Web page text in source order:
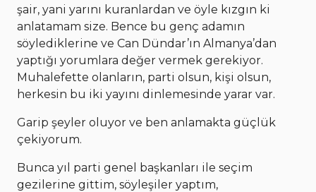
şair, yani yarını kuranlardan ve öyle kızgın ki
anlatamam size. Bence bu genç adamın
söylediklerine ve Can Dündar’ın Almanya’dan
yaptığı yorumlara değer vermek gerekiyor.
Muhalefette olanların, parti olsun, kişi olsun,
herkesin bu iki yayını dinlemesinde yarar var.
Garip şeyler oluyor ve ben anlamakta güçlük
çekiyorum.
Bunca yıl parti genel başkanları ile seçim
gezilerine gittim, söyleşiler yaptım,